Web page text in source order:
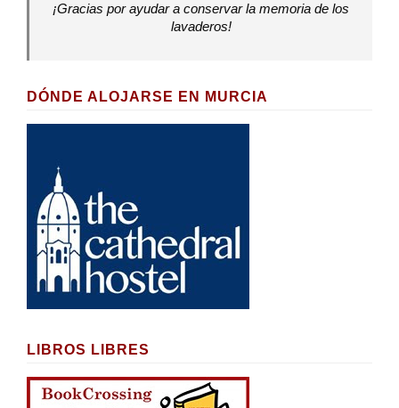
¡Gracias por ayudar a conservar la memoria de los
lavaderos!
DÓNDE ALOJARSE EN MURCIA
LIBROS LIBRES